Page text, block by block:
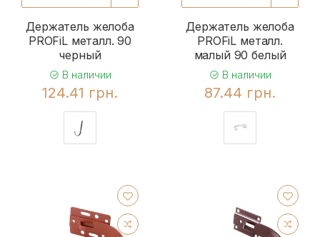
Держатель желоба
PROFiL металл. 90
черный
В наличии
124.41 грн.
Держатель желоба
PROFiL металл.
малый 90 белый
В наличии
87.44 грн.